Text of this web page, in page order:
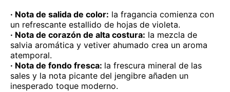
· Nota de salida de color: la fragancia comienza con
un refrescante estallido de hojas de violeta.
· Nota de corazón de alta costura: la mezcla de
salvia aromática y vetiver ahumado crea un aroma
atemporal.
· Nota de fondo fresca: la frescura mineral de las
sales y la nota picante del jengibre añaden un
inesperado toque moderno.